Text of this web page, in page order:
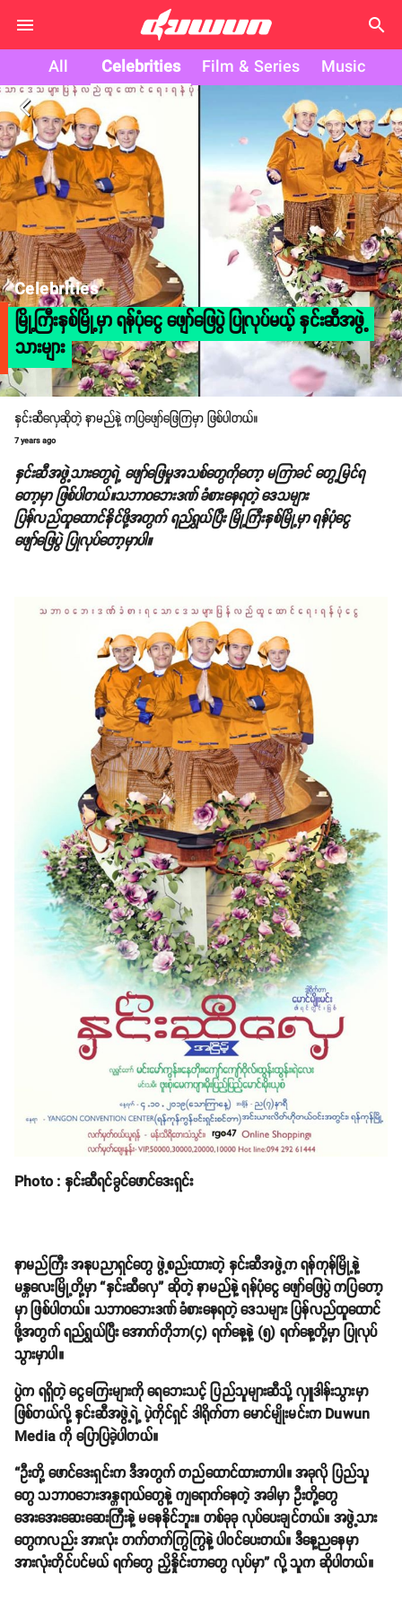
search
All Celebrities Film & Series Music
arrow_back_ios
Celebrities
မြို့ကြီးနှစ်မြို့မှာ ရန်ပုံငွေ ဖျော်ဖြေပွဲ ပြုလုပ်မယ့် နှင်းဆီအဖွဲ့
သားများ
နှင်းဆီလှေဆိုတဲ့ နာမည်နဲ့ ကပြဖျော်ဖြေကြမှာ ဖြစ်ပါတယ်။
7 years ago
နှင်းဆီအဖွဲ့သားတွေရဲ့ ဖျော်ဖြေမှုအသစ်တွေကိုတော့ မကြာခင် တွေ့မြင်ရ
တော့မှာ ဖြစ်ပါတယ်။သဘာဝဘေးဒဏ် ခံစားနေရတဲ့ ဒေသများ
ပြန်လည်ထူထောင်နိုင်ဖို့အတွက် ရည်ရွယ်ပြီး မြို့ကြီးနှစ်မြို့မှာ ရန်ပုံငွေ
ဖျော်ဖြေပွဲ ပြုလုပ်တော့မှာပါ။
Photo : နှင်းဆီရင်ခွင်ဖောင်ဒေးရှင်း
နာမည်ကြီး အနုပညာရှင်တွေ ဖွဲ့စည်းထားတဲ့ နှင်းဆီအဖွဲ့က ရန်ကုန်မြို့နဲ့
မန္တလေးမြို့တို့မှာ “နှင်းဆီလှေ” ဆိုတဲ့ နာမည်နဲ့ ရန်ပုံငွေ ဖျော်ဖြေပွဲ ကပြတော့
မှာ ဖြစ်ပါတယ်။ သဘာဝဘေးဒဏ် ခံစားနေရတဲ့ ဒေသများ ပြန်လည်ထူထောင်
ဖို့အတွက် ရည်ရွယ်ပြီး အောက်တိုဘာ(၄) ရက်နေ့နဲ့ (၅) ရက်နေ့တို့မှာ ပြုလုပ်
သွားမှာပါ။
ပွဲက ရရှိတဲ့ ငွေကြေးများကို ရေဘေးသင့် ပြည်သူများဆီသို့ လှူဒါန်းသွားမှာ
ဖြစ်တယ်လို့ နှင်းဆီအဖွဲ့ရဲ့ ပဲ့ကိုင်ရှင် ဒါရိုက်တာ မောင်မျိုးမင်းက Duwun
Media ကို ပြောပြခဲ့ပါတယ်။
“ဦးတို့ ဖောင်ဒေးရှင်းက ဒီအတွက် တည်ထောင်ထားတာပါ။ အခုလို ပြည်သူ
တွေ သဘာဝဘေးအန္တရာယ်တွေနဲ့ ကျရောက်နေတဲ့ အခါမှာ ဦးတို့တွေ
အေးအေးဆေးဆေးကြီးနဲ့ မနေနိုင်ဘူး။ တစ်ခုခု လုပ်ပေးချင်တယ်။ အဖွဲ့သား
တွေကလည်း အားလုံး တက်တက်ကြွကြွနဲ့ ပါဝင်ပေးတယ်။ ဒီနေ့ညနေမှာ
အားလုံးတိုင်ပင်မယ် ရက်တွေ ညှိနှိုင်းတာတွေ လုပ်မှာ” လို့ သူက ဆိုပါတယ်။